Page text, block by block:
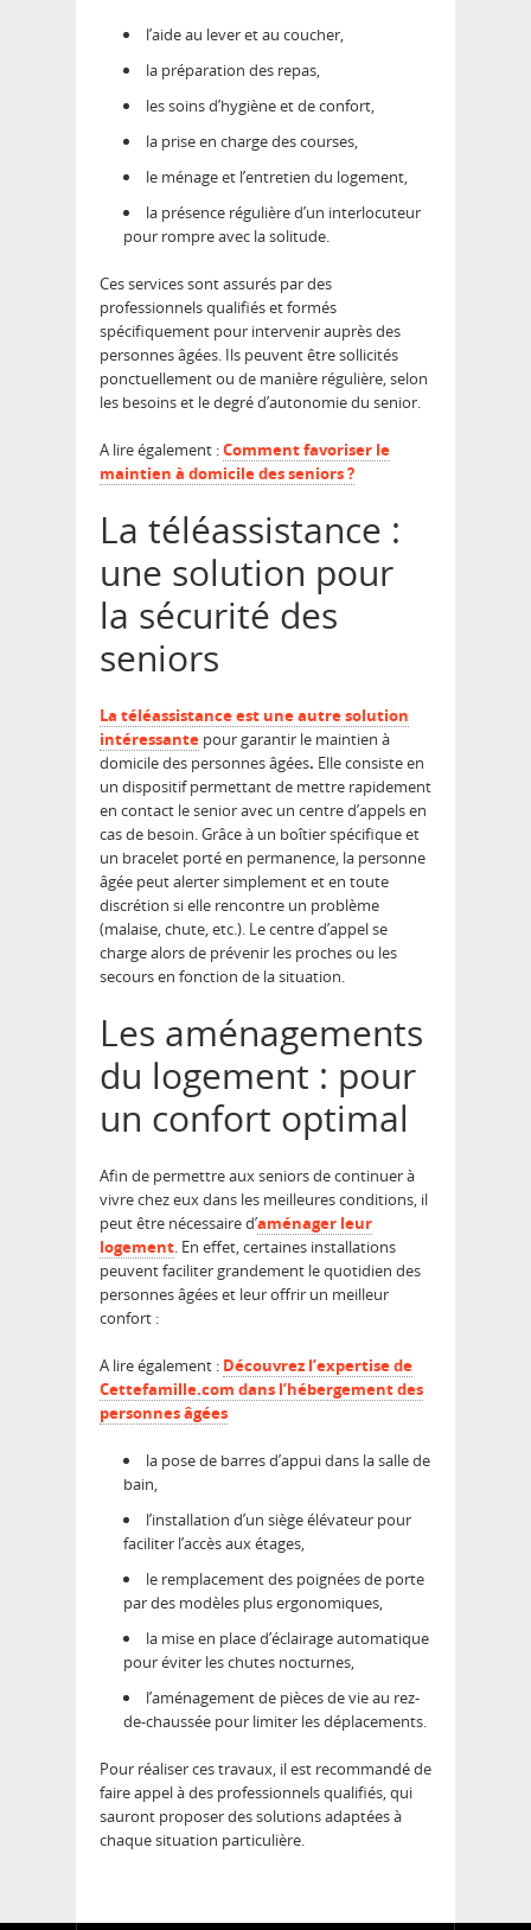
l’aide au lever et au coucher,
la préparation des repas,
les soins d’hygiène et de confort,
la prise en charge des courses,
le ménage et l’entretien du logement,
la présence régulière d’un interlocuteur
pour rompre avec la solitude.
Ces services sont assurés par des
professionnels qualifiés et formés
spécifiquement pour intervenir auprès des
personnes âgées. Ils peuvent être sollicités
ponctuellement ou de manière régulière, selon
les besoins et le degré d’autonomie du senior.
A lire également :Comment favoriser le
maintien à domicile des seniors ?
La téléassistance :
une solution pour
la sécurité des
seniors
La téléassistance est une autre solution
intéressante pour garantir le maintien à
domicile des personnes âgées. Elle consiste en
un dispositif permettant de mettre rapidement
en contact le senior avec un centre d’appels en
cas de besoin. Grâce à un boîtier spécifique et
un bracelet porté en permanence, la personne
âgée peut alerter simplement et en toute
discrétion si elle rencontre un problème
(malaise, chute, etc.). Le centre d’appel se
charge alors de prévenir les proches ou les
secours en fonction de la situation.
Les aménagements
du logement : pour
un confort optimal
Afin de permettre aux seniors de continuer à
vivre chez eux dans les meilleures conditions, il
peut être nécessaire d’aménager leur
logement. En effet, certaines installations
peuvent faciliter grandement le quotidien des
personnes âgées et leur offrir un meilleur
confort :
A lire également : Découvrez l’expertise de
Cettefamille.com dans l’hébergement des
personnes âgées
la pose de barres d’appui dans la salle de
bain,
l’installation d’un siège élévateur pour
faciliter l’accès aux étages,
le remplacement des poignées de porte
par des modèles plus ergonomiques,
la mise en place d’éclairage automatique
pour éviter les chutes nocturnes,
l’aménagement de pièces de vie au rez-
de-chaussée pour limiter les déplacements.
Pour réaliser ces travaux, il est recommandé de
faire appel à des professionnels qualifiés, qui
sauront proposer des solutions adaptées à
chaque situation particulière.